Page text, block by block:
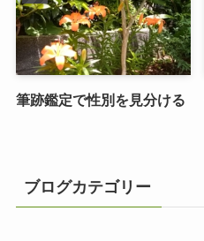
筆跡鑑定で性別を見分ける
ブログカテゴリー